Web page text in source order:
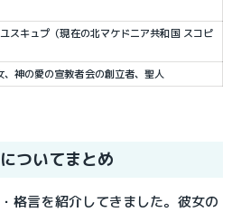
スキュプ（現在の北マケドニア共和国 スコピ
、神の愛の宣教者会の創立者、聖人
ついてまとめ
格言を紹介してきました。彼女の